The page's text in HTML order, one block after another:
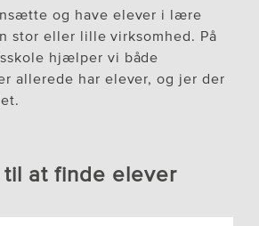
og have elever i lære
stor eller lille virksomhed. På
hjælper vi både
allerede har elever, og jer der
at finde elever